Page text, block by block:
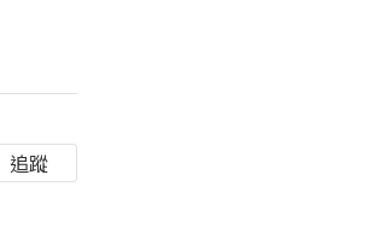
追蹤